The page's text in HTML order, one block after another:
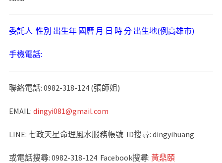
委託人 性別 出生年 國曆 月 日 時 分 出生地(例高雄市)
手機電話:
聯絡電話: 0982-318-124 (張師姐)
EMAIL: dingyi081@gmail.com
LINE: 七政天星命理風水服務帳號 ID搜尋: dingyihuang
或電話搜尋: 0982-318-124 Facebook搜尋: 黃鼎頤